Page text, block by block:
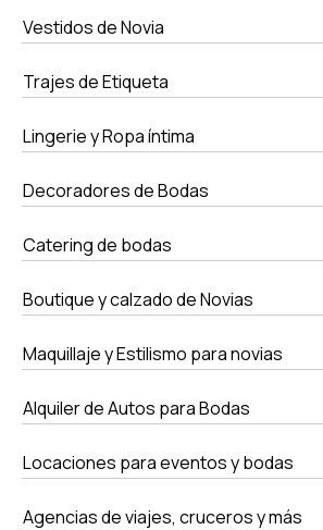
Vestidos de Novia
Trajes de Etiqueta
Lingerie y Ropa íntima
Decoradores de Bodas
Catering de bodas
Boutique y calzado de Novias
Maquillaje y Estilismo para novias
Alquiler de Autos para Bodas
Locaciones para eventos y bodas
Agencias de viajes, cruceros y más